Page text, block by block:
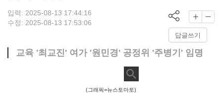
입력: 2025-08-13 17:44:16
수정: 2025-08-13 17:53:06
답글쓰기
교육 '최교진' 여가 '원민경' 공정위 '주병기' 임명
(그래픽=뉴스토마토)